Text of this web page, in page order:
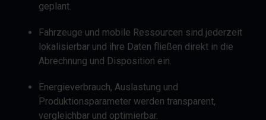
geplant.
Fahrzeuge und mobile Ressourcen sind jederzeit
lokalisierbar und ihre Daten fließen direkt in die
Abrechnung und Disposition ein.
Energieverbrauch, Auslastung und
Produktionsparameter werden transparent,
vergleichbar und optimierbar.